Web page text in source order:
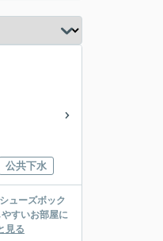
公共下水
ューズボック
すいお部屋に
見る